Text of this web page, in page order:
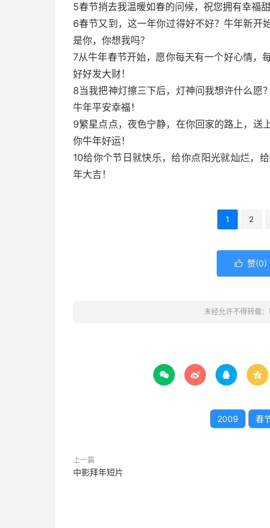
5春节捎去我温暖如春的问候，祝您拥有幸福
6春节又到，这一年你过得好不好？牛年新开
是你，你想我吗？
7从牛年春节开始，愿你每天有一个好心情，
好好发大财！
8当我把神灯擦三下后，灯神问我想许什么愿
牛年平安幸福！
9繁星点点，夜色宁静，在你回家的路上，送
你牛年好运！
10给你个节日就快乐，给你点阳光就灿烂，
年大吉！
1 2
 赞(0)
未经允许不得转载：
   
2009 春
上一篇
中影拜年短片